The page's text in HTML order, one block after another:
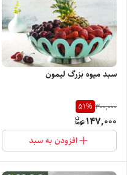
سبد میوه بزرگ لیمون
300,000
51%
147,000
افزودن به سبد